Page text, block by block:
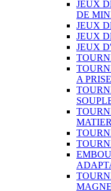
JEUX
DE
JEUX
JEUX
JEUX
A